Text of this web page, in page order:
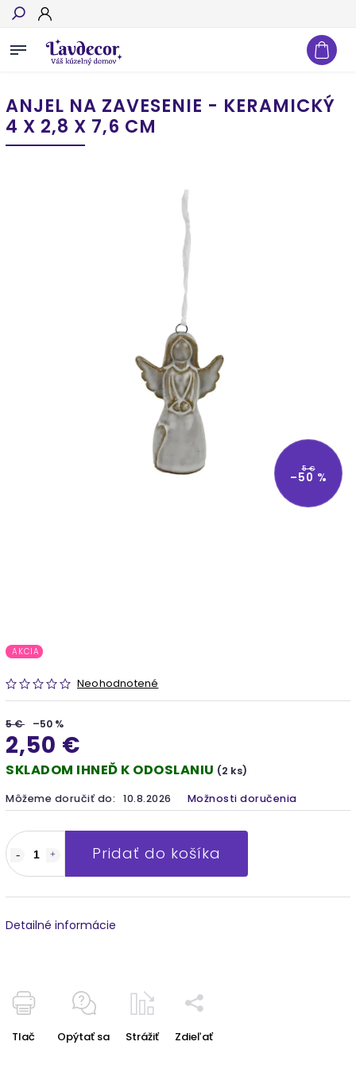
Hľadať
ANJEL NA ZAVESENIE - KERAMICKÝ
4 X 2,8 X 7,6 CM
5 €
–50 %
AKCIA
Neohodnotené
5 € –50 %
2,50 €
SKLADOM IHNEĎ K ODOSLANIU (2 ks)
Môžeme doručiť do: 10.8.2026 Možnosti doručenia
Pridať do košíka
Detailné informácie
Tlač Opýtať sa Strážiť Zdieľať